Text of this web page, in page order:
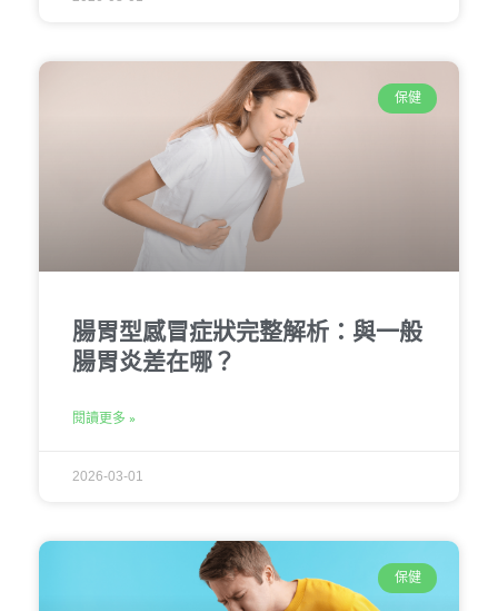
保健
腸胃型感冒症狀完整解析：與一般
腸胃炎差在哪？
閱讀更多 »
2026-03-01
保健